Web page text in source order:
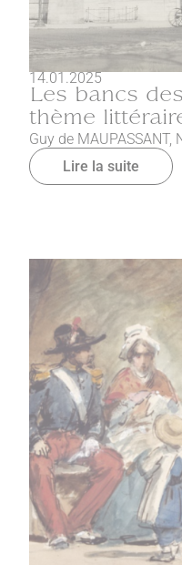
14.01.2025
Les bancs
thème
Guy de
Lire la suite